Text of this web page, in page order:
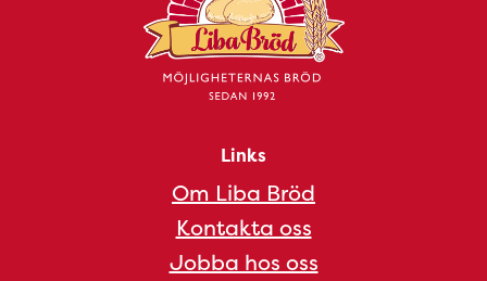
Links
Om Liba Bröd
Kontakta oss
Jobba hos oss